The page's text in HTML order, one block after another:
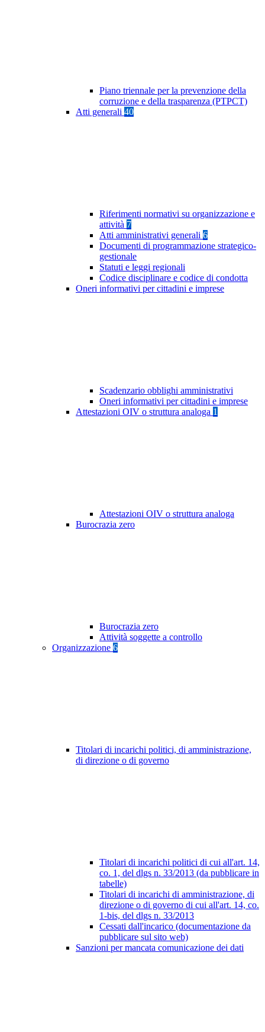
Piano triennale per la prevenzione della
corruzione e della trasparenza (PTPCT)
Atti generali 40
Riferimenti normativi su organizzazione e
attività 7
Atti amministrativi generali 6
Documenti di programmazione strategico-
gestionale
Statuti e leggi regionali
Codice disciplinare e codice di condotta
Oneri informativi per cittadini e imprese
Scadenzario obblighi amministrativi
Oneri informativi per cittadini e imprese
Attestazioni OIV o struttura analoga 1
Attestazioni OIV o struttura analoga
Burocrazia zero
Burocrazia zero
Attività soggette a controllo
Organizzazione 6
Titolari di incarichi politici, di amministrazione,
di direzione o di governo
Titolari di incarichi politici di cui all'art. 14,
co. 1, del dlgs n. 33/2013 (da pubblicare in
tabelle)
Titolari di incarichi di amministrazione, di
direzione o di governo di cui all'art. 14, co.
1-bis, del dlgs n. 33/2013
Cessati dall'incarico (documentazione da
pubblicare sul sito web)
Sanzioni per mancata comunicazione dei dati